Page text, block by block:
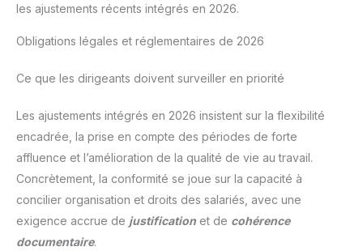
les ajustements récents intégrés en 2026.
Obligations légales et réglementaires de 2026
Ce que les dirigeants doivent surveiller en priorité
Les ajustements intégrés en 2026 insistent sur la flexibilité
encadrée, la prise en compte des périodes de forte
affluence et l’amélioration de la qualité de vie au travail.
Concrètement, la conformité se joue sur la capacité à
concilier organisation et droits des salariés, avec une
exigence accrue de justification et de cohérence
documentaire.